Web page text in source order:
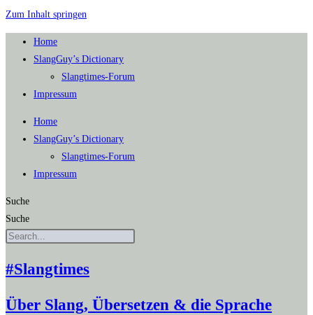
Zum Inhalt springen
Home
SlangGuy’s Dic­tion­a­ry
Slang­times-Forum
Impres­sum
Home
SlangGuy’s Dic­tion­a­ry
Slang­times-Forum
Impres­sum
Suche
Suche
#Slangtimes
Über Slang, Übersetzen & die Sprache